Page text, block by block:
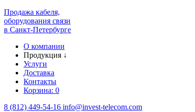
Продажа кабеля,
оборудования связи
в Санкт-Петербурге
О компании
Продукция ↓
Услуги
Доставка
Контакты
Корзина: 0
8 (812) 449-54-16 info@invest-telecom.com